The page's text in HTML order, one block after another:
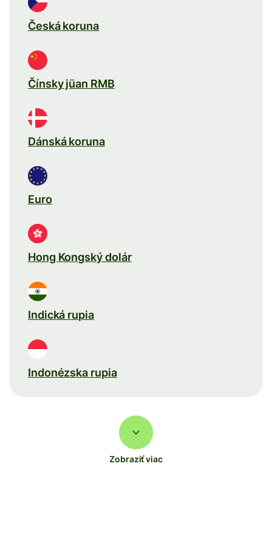
Česká koruna
Čínsky jüan RMB
Dánská koruna
Euro
Hong Kongský dolár
Indická rupia
Indonézska rupia
Zobraziť viac